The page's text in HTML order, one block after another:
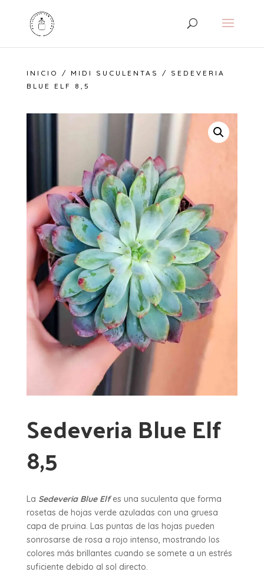
INICIO / MIDI SUCULENTAS
/ SEDEVERIA
BLUE ELF 8,5
Sedeveria Blue Elf
8,5
La Sedeveria Blue Elf es una suculenta que forma
rosetas de hojas verde azuladas con una gruesa
capa de pruina. Las puntas de las hojas pueden
sonrosarse de rosa a rojo intenso, mostrando los
colores más brillantes cuando se somete a un estrés
suficiente debido al sol directo.